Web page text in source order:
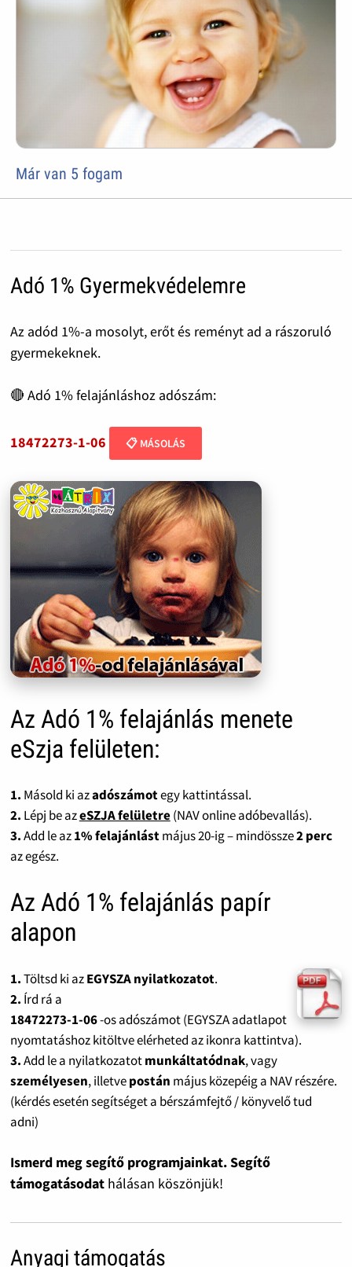
Már van 5 fogam
Adó 1% Gyermekvédelemre
Az adód 1%-a mosolyt, erőt és reményt ad a rászoruló
gyermekeknek.
🔴 Adó 1% felajánláshoz adószám:
18472273-1-06 📋 MÁSOLÁS
Az Adó 1% felajánlás menete
eSzja felületen:
1. Másold ki azadószámotegy kattintással.
2. Lépj be azeSZJA felületre(NAV online adóbevallás).
3.Add le az1% felajánlástmájus 20-ig – mindössze2 perc
az egész.
Az Adó 1% felajánlás papír
alapon
1.Töltsd ki azEGYSZA nyilatkozatot.
2. Írd rá a
18472273-1-06-os adószámot (EGYSZA adatlapot
nyomtatáshoz kitöltve elérheted az ikonra kattintva).
3.Add le a nyilatkozatotmunkáltatódnak, vagy
személyesen, illetvepostán május közepéig a NAV részére.
(kérdés esetén segítséget a bérszámfejtő / könyvelő tud
adni)
Ismerd meg segítő programjainkat. Segítő
támogatásodat hálásan köszönjük!
Anyagi támogatás